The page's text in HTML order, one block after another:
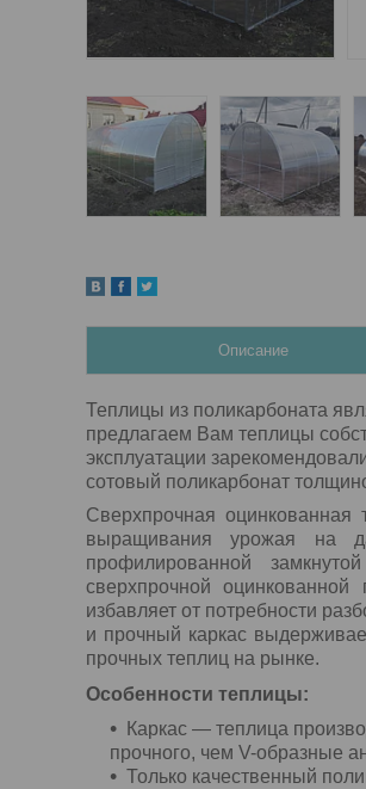
Описание
Теплицы из поликарбоната
предлагаем Вам теплицы
эксплуатации
сотовый поликарбонат
Сверхпрочная оцинкованная
выращивания урожая на
профилированной
сверхпрочной оцинкованной
избавляет от потребности
и прочный каркас
прочных теплиц на рынке.
Особенности теплицы:
Каркас — теплица
прочного, чем V-образные
Только качественный